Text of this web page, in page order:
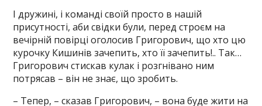
І дружині, і команді своїй просто в нашій
присутності, аби свідки були, перед строєм на
вечірній повірці оголосив Григорович, що хто цю
курочку Кишинів зачепить, хто її зачепить!.. Так…
Григорович стискав кулак і розгнівано ним
потрясав – він не знає, що зробить.
– Тепер, – сказав Григорович, – вона буде жити на